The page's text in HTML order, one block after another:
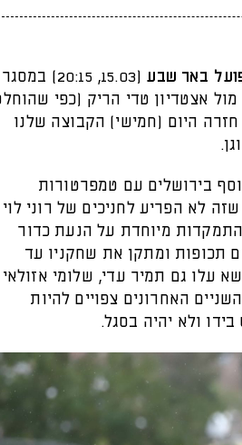
באר שבע
(15.03, 20:15)
אצטדיון טדי הריק (כפי
חזרה היום (חמישי) הקבוצה שלנו
בירושלים עם טמפרטורות
לא הפריע לחניכים של רוני לוי
התמקדות מיוחדת על הנעת כדור
תכופות ומתקן את שחקניו עד
עלו גם תמיר עדי, שלומי אזולאי
האחרונים צפויים להיות
ולא יהיה בסגל.